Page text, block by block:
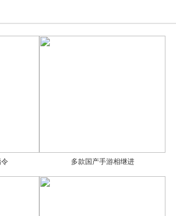
多款国产手游相继进